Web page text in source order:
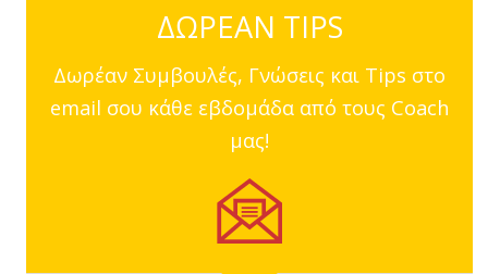
ΔΩΡΕΑΝ TIPS
Δωρέαν Συμβουλές, Γνώσεις και Tips στο
email σου κάθε εβδομάδα από τους Coach
μας!